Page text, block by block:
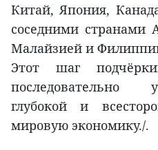
Китай, Япония,
соседними
Малайзией и
Этот шаг
последовательно
глубокой и
мировую экономику./.